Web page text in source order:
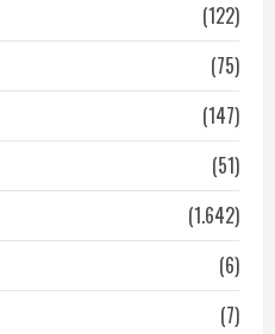
(122)
(75)
(147)
(51)
(1.642)
(6)
(7)